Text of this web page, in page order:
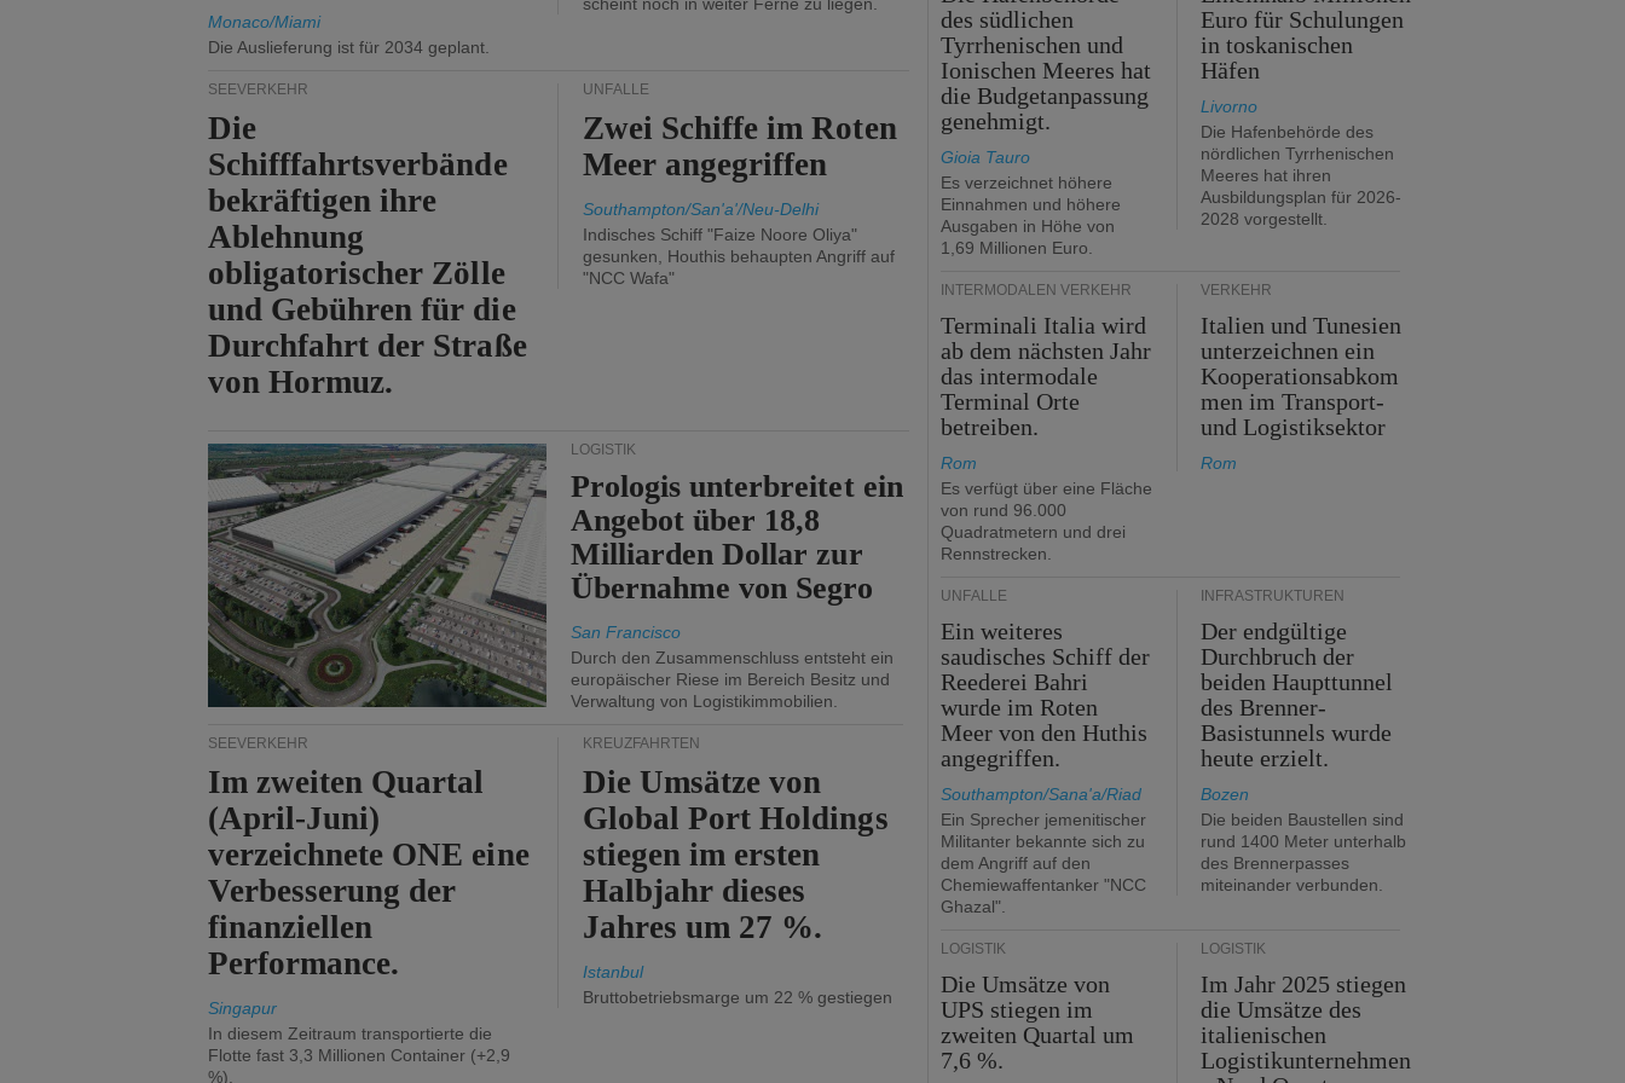
Monaco/Miami
Die Auslieferung ist für 2034 geplant.
SEEVERKEHR
Die
Schifffahrtsverbände
bekräftigen ihre
Ablehnung
obligatorischer Zölle
und Gebühren für die
Durchfahrt der Straße
von Hormuz.
UNFÄLLE
Zwei Schiffe im Roten
Meer angegriffen
Southampton/San'a'/Neu-Delhi
Indisches Schiff "Faize Noore Oliya"
gesunken, Houthis behaupten Angriff auf
"NCC Wafa"
LOGISTIK
Prologis unterbreitet ein
Angebot über 18,8
Milliarden Dollar zur
Übernahme von Segro
San Francisco
Durch den Zusammenschluss entsteht ein
europäischer Riese im Bereich Besitz und
Verwaltung von Logistikimmobilien.
SEEVERKEHR
Im zweiten Quartal
(April-Juni)
verzeichnete ONE eine
Verbesserung der
finanziellen
Performance.
Singapur
In diesem Zeitraum transportierte die
Flotte fast 3,3 Millionen Container (+2,9
%).
KREUZFAHRTEN
Die Umsätze von
Global Port Holdings
stiegen im ersten
Halbjahr dieses
Jahres um 27 %.
Istanbul
Bruttobetriebsmarge um 22 % gestiegen
des südlichen
Tyrrhenischen und
Ionischen Meeres hat
die Budgetanpassung
genehmigt.
Gioia Tauro
Es verzeichnet höhere
Einnahmen und höhere
Ausgaben in Höhe von
1,69 Millionen Euro.
Euro für Schulungen
in toskanischen
Häfen
Livorno
Die Hafenbehörde des
nördlichen Tyrrhenischen
Meeres hat ihren
Ausbildungsplan für 2026-
2028 vorgestellt.
INTERMODALEN VERKEHR
Terminali Italia wird
ab dem nächsten Jahr
das intermodale
Terminal Orte
betreiben.
Rom
Es verfügt über eine Fläche
von rund 96.000
Quadratmetern und drei
Rennstrecken.
VERKEHR
Italien und Tunesien
unterzeichnen ein
Kooperationsabkom
men im Transport-
und Logistiksektor
Rom
UNFÄLLE
Ein weiteres
saudisches Schiff der
Reederei Bahri
wurde im Roten
Meer von den Huthis
angegriffen.
Southampton/Sana'a/Riad
Ein Sprecher jemenitischer
Militanter bekannte sich zu
dem Angriff auf den
Chemiewaffentanker "NCC
Ghazal".
INFRASTRUKTUREN
Der endgültige
Durchbruch der
beiden Haupttunnel
des Brenner-
Basistunnels wurde
heute erzielt.
Bozen
Die beiden Baustellen sind
rund 1400 Meter unterhalb
des Brennerpasses
miteinander verbunden.
LOGISTIK
Die Umsätze von
UPS stiegen im
zweiten Quartal um
7,6 %.
LOGISTIK
Im Jahr 2025 stiegen
die Umsätze des
italienischen
Logistikunternehmen